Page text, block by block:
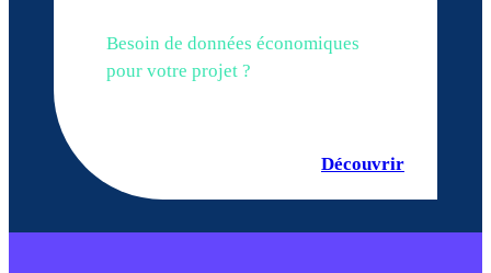
Besoin de données économiques
pour votre projet ?
Découvrir